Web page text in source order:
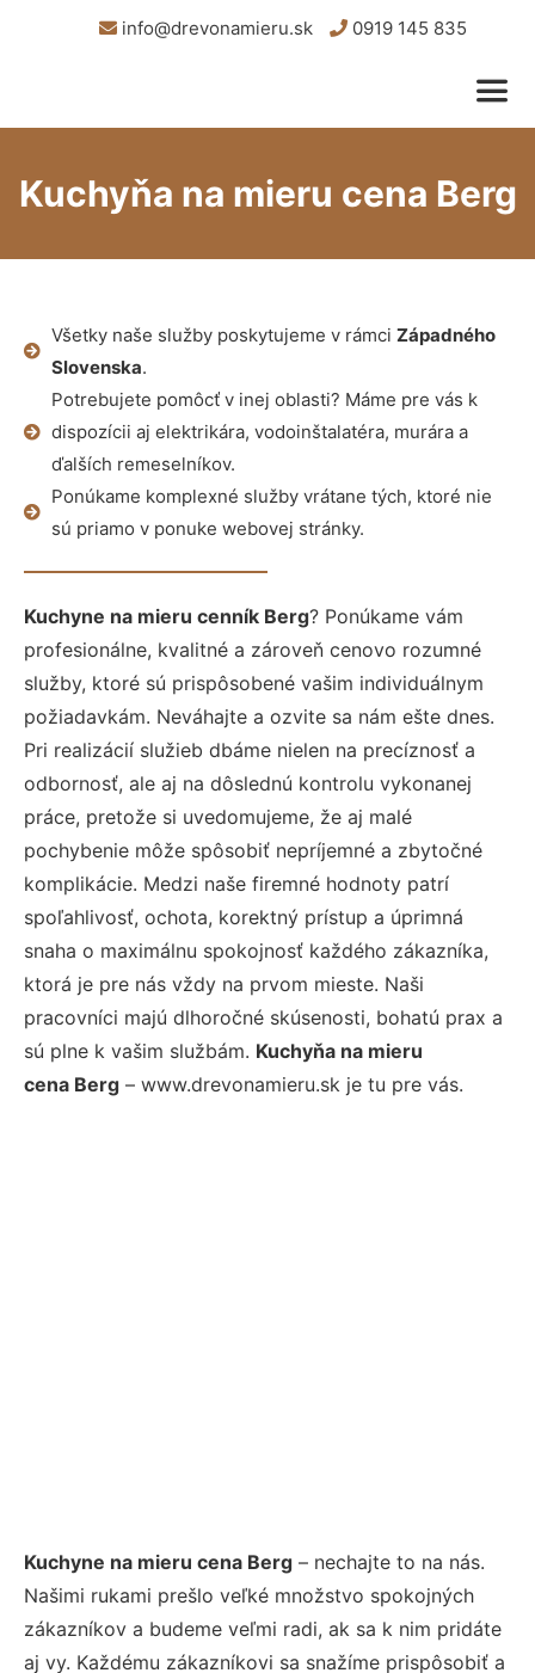
info@drevonamieru.sk 0919 145 835
Kuchyňa na mieru cena Berg
Všetky naše služby poskytujeme v rámci Západného
Slovenska.
Potrebujete pomôcť v inej oblasti? Máme pre vás k
dispozícii aj elektrikára, vodoinštalatéra, murára a
ďalších remeselníkov.
Ponúkame komplexné služby vrátane tých, ktoré nie
sú priamo v ponuke webovej stránky.
Kuchyne na mieru cenník Berg? Ponúkame vám
profesionálne, kvalitné a zároveň cenovo rozumné
služby, ktoré sú prispôsobené vašim individuálnym
požiadavkám. Neváhajte a ozvite sa nám ešte dnes.
Pri realizácií služieb dbáme nielen na precíznosť a
odbornosť, ale aj na dôslednú kontrolu vykonanej
práce, pretože si uvedomujeme, že aj malé
pochybenie môže spôsobiť nepríjemné a zbytočné
komplikácie. Medzi naše firemné hodnoty patrí
spoľahlivosť, ochota, korektný prístup a úprimná
snaha o maximálnu spokojnosť každého zákazníka,
ktorá je pre nás vždy na prvom mieste. Naši
pracovníci majú dlhoročné skúsenosti, bohatú prax a
sú plne k vašim službám. Kuchyňa na mieru
cena Berg – www.drevonamieru.sk je tu pre vás.
Kuchyne na mieru cena Berg – nechajte to na nás.
Našimi rukami prešlo veľké množstvo spokojných
zákazníkov a budeme veľmi radi, ak sa k nim pridáte
aj vy. Každému zákazníkovi sa snažíme prispôsobiť a